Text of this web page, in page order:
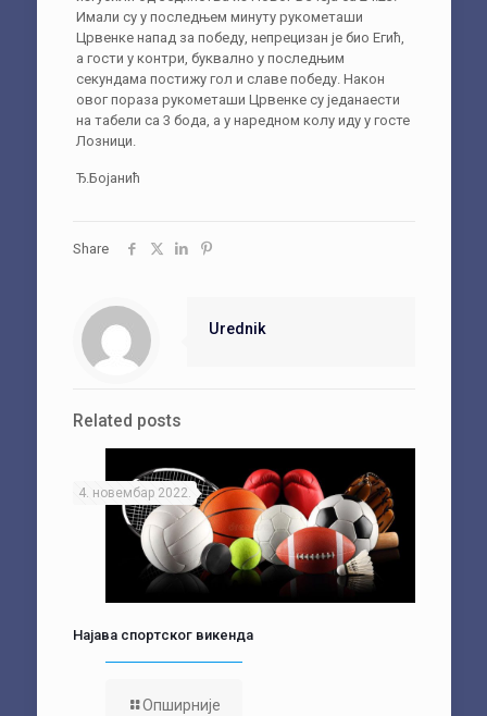
Имали су у последњем минуту рукометаши
Црвенке напад за победу, непрецизан је био Егић,
а гости у контри, буквално у последњим
секундама постижу гол и славе победу. Након
овог пораза рукометаши Црвенке су једанаести
на табели са 3 бода, а у наредном колу иду у госте
Лозници.
Ђ.Бојанић
Share
Urednik
Related posts
4. новембар 2022.
Најава спортског викенда
Опширније